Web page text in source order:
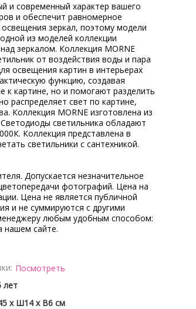
и современный характер вашего
и обеспечит равномерное
зеркал, поэтому модели
из моделей коллекции
зеркалом. Коллекция MORNE
от воздействия воды и пара
освещения картин в интерьерах
функцию, создавая
к картине, но и помогают разделить
распределяет свет по картине,
Коллекция MORNE изготовлена из
светильника обладают
Коллекция представлена в
светильники с сантехникой.
Допускается незначительное
фотографий. Цена на
Цена не является публичной
и не суммируются с другими
любым удобным способом:
нашем сайте.
Посмотреть
лет
x Ш14 x В6 см